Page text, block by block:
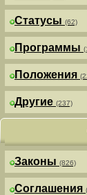
Статусы (62)
Программы
Положения
Другие (237)
Законы (826)
Соглашения